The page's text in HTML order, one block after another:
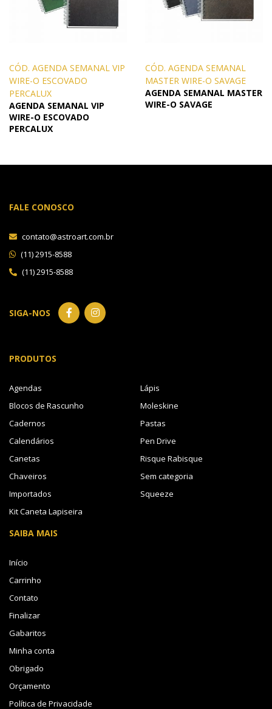
CÓD. AGENDA SEMANAL VIP
WIRE-O ESCOVADO
PERCALUX
AGENDA SEMANAL VIP
WIRE-O ESCOVADO
PERCALUX
CÓD. AGENDA SEMANAL
MASTER WIRE-O SAVAGE
AGENDA SEMANAL MASTER
WIRE-O SAVAGE
FALE CONOSCO
contato@astroart.com.br
(11) 2915-8588
(11) 2915-8588
SIGA-NOS
PRODUTOS
Agendas
Blocos de Rascunho
Cadernos
Calendários
Canetas
Chaveiros
Importados
Kit Caneta Lapiseira
Lápis
Moleskine
Pastas
Pen Drive
Risque Rabisque
Sem categoria
Squeeze
SAIBA MAIS
Início
Carrinho
Contato
Finalizar
Gabaritos
Minha conta
Obrigado
Orçamento
Política de Privacidade